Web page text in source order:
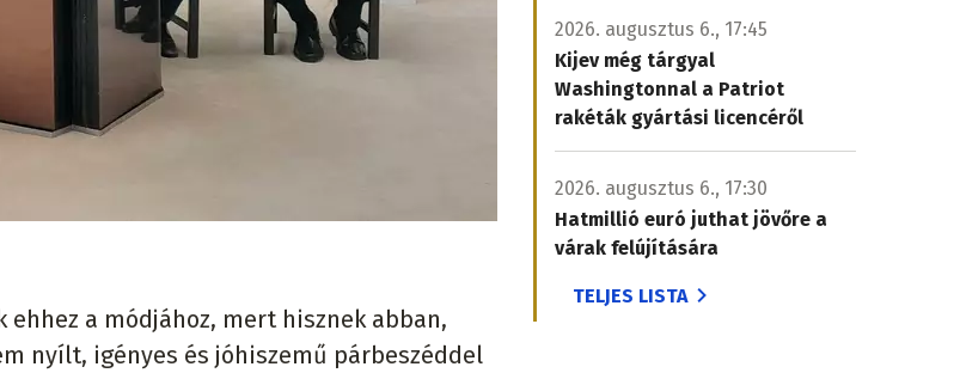
a módjához, mert hisznek abban,
nyílt, igényes és jóhiszemű párbeszéddel
2026. augusztus 6., 17:45
Kijev még tárgyal
Washingtonnal a Patriot
rakéták gyártási licencéről
2026. augusztus 6., 17:30
Hatmillió euró juthat jövőre a
várak felújítására
TELJES LISTA